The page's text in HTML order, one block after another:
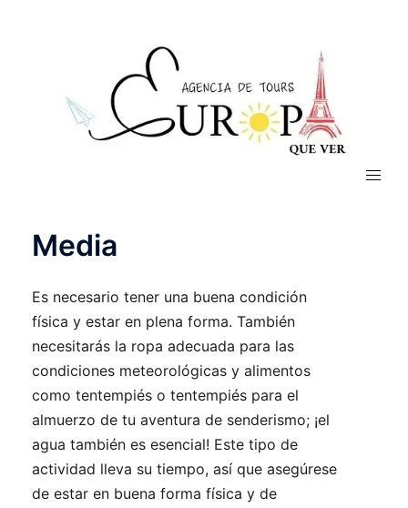
Media
Es necesario tener una buena condición
física y estar en plena forma. También
necesitarás la ropa adecuada para las
condiciones meteorológicas y alimentos
como tentempiés o tentempiés para el
almuerzo de tu aventura de senderismo; ¡el
agua también es esencial! Este tipo de
actividad lleva su tiempo, así que asegúrese
de estar en buena forma física y de